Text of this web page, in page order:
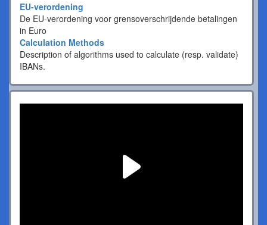
EU-verordening
De EU-verordening voor grensoverschrijdende betalingen
in Euro
Calculation Methods
Description of algorithms used to calculate (resp. validate)
IBANs.